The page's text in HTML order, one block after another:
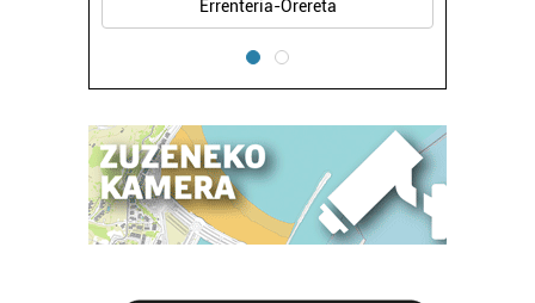
Errenteria-Orereta